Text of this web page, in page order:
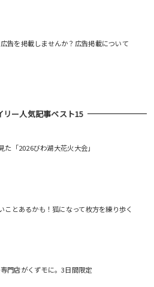
告を掲載しませんか？広告掲載について
リー人気記事ベスト15
た「2026びわ湖大花火大会」
ことあるかも！狐になって枚方を練り歩く
門店がくずモに。3日間限定